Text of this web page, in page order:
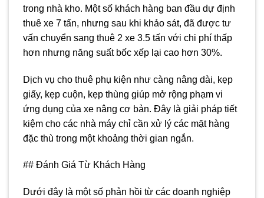
trong nhà kho. Một số khách hàng ban đầu dự định
thuê xe 7 tấn, nhưng sau khi khảo sát, đã được tư
vấn chuyển sang thuê 2 xe 3.5 tấn với chi phí thấp
hơn nhưng năng suất bốc xếp lại cao hơn 30%.
Dịch vụ cho thuê phụ kiện như càng nâng dài, kẹp
giấy, kẹp cuộn, kẹp thùng giúp mở rộng phạm vi
ứng dụng của xe nâng cơ bản. Đây là giải pháp tiết
kiệm cho các nhà máy chỉ cần xử lý các mặt hàng
đặc thù trong một khoảng thời gian ngắn.
## Đánh Giá Từ Khách Hàng
Dưới đây là một số phản hồi từ các doanh nghiệp